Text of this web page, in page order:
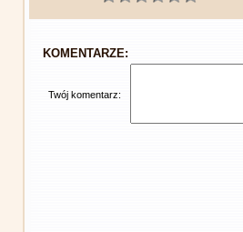
KOMENTARZE:
Twój komentarz: